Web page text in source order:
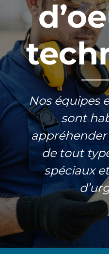
Nos équipes
sont
de tout
spéciaux